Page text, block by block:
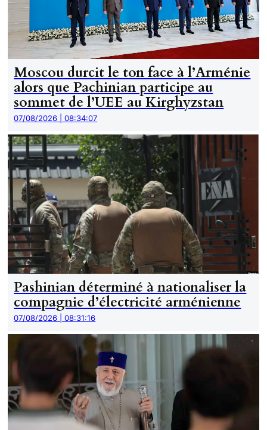
Moscou durcit le ton face à l’Arménie
alors que Pachinian participe au
sommet de l’UEE au Kirghyzstan
07/08/2026 | 08:34:07
Pashinian déterminé à nationaliser la
compagnie d’électricité arménienne
07/08/2026 | 08:31:16